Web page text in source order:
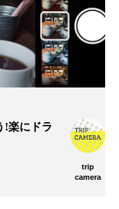
!楽にドラ
trip
camera